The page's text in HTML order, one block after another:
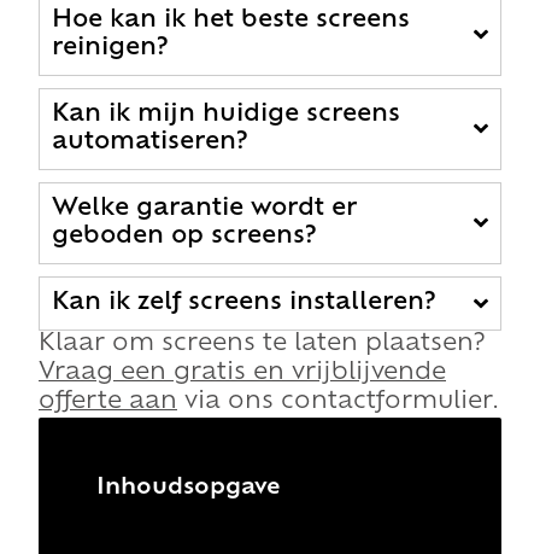
Hoe kan ik het beste screens
reinigen?
Kan ik mijn huidige screens
automatiseren?
Welke garantie wordt er
geboden op screens?
Kan ik zelf screens installeren?
Klaar om screens te laten plaatsen?
Vraag een gratis en vrijblijvende
offerte aan via ons contactformulier.
Inhoudsopgave